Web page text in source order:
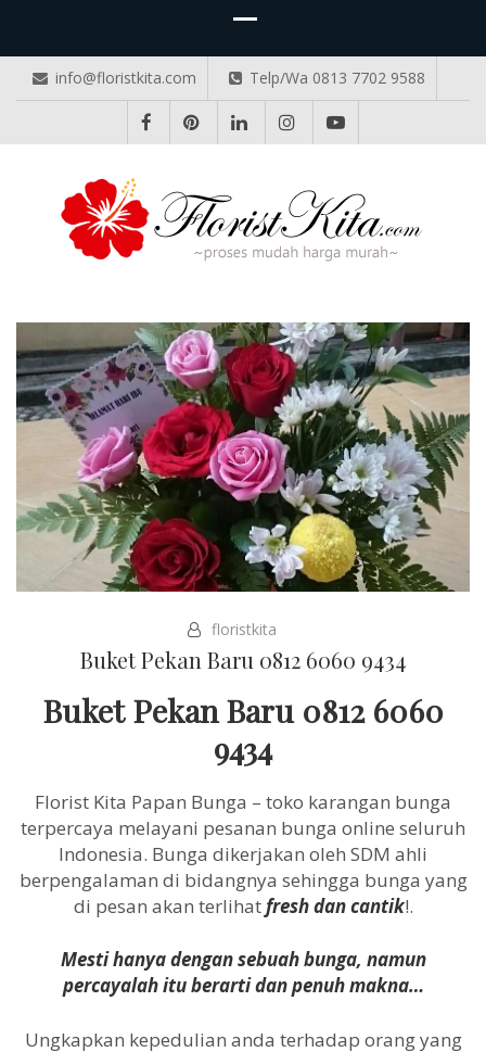
info@floristkita.com Telp/Wa 0813 7702 9588
floristkita
Buket Pekan Baru 0812 6060 9434
Buket Pekan Baru 0812 6060
9434
Florist Kita Papan Bunga – toko karangan bunga
terpercaya melayani pesanan bunga online seluruh
Indonesia. Bunga dikerjakan oleh SDM ahli
berpengalaman di bidangnya sehingga bunga yang
di pesan akan terlihatfresh dan cantik!.
Mesti hanya dengan sebuah bunga, namun
percayalah itu berarti dan penuh makna…
Ungkapkan kepedulian anda terhadap orang yang